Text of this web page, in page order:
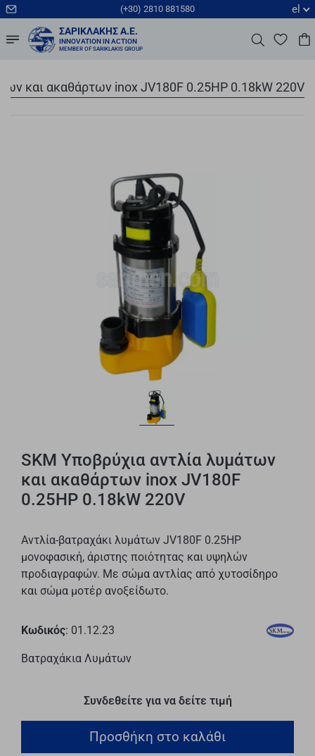
(+30) 2810 881580 el
ΣΑΡΙΚΛΆΚΗΣ Α.Ε.
INNOVATION IN ACTION
MEMBER OF SARIKLAKIS GROUP
και ακαθάρτων inox JV180F 0.25HP 0.18kW 220V
SKM Υποβρύχια αντλία λυμάτων
και ακαθάρτων inox JV180F
0.25HP 0.18kW 220V
Αντλία-βατραχάκι λυμάτων JV180F 0.25HP
μονοφασική, άριστης ποιότητας και υψηλών
προδιαγραφών. Με σώμα αντλίας από χυτοσίδηρο
και σώμα μοτέρ ανοξείδωτο.
Κωδικός: 01.12.23
Βατραχάκια Λυμάτων
Συνδεθείτε για να δείτε τιμή
Προσθήκη στο καλάθι